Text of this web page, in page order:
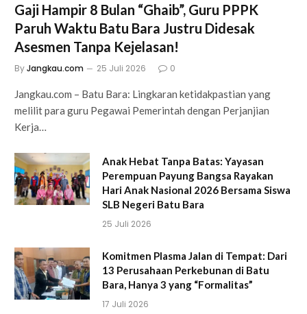
Gaji Hampir 8 Bulan “Ghaib”, Guru PPPK
Paruh Waktu Batu Bara Justru Didesak
Asesmen Tanpa Kejelasan!
ByJangkau.com 25 Juli 2026 0
Jangkau.com – Batu Bara: Lingkaran ketidakpastian yang
melilit para guru Pegawai Pemerintah dengan Perjanjian
Kerja…
Anak Hebat Tanpa Batas: Yayasan
Perempuan Payung Bangsa Rayakan
Hari Anak Nasional 2026 Bersama Siswa
SLB Negeri Batu Bara
25 Juli 2026
Komitmen Plasma Jalan di Tempat: Dari
13 Perusahaan Perkebunan di Batu
Bara, Hanya 3 yang “Formalitas”
17 Juli 2026